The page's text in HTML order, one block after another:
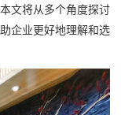
文将从多个角度探讨
企业更好地理解和选